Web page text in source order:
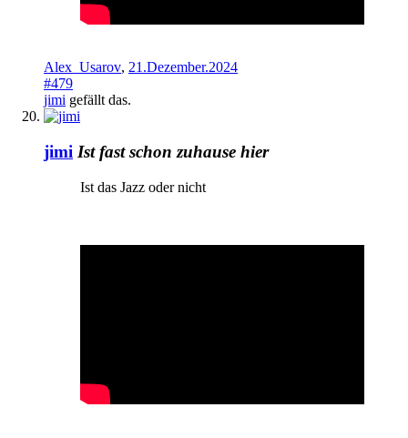
Alex_Usarov, 21.Dezember.2024
#479
jimi gefällt das.
jimi Ist fast schon zuhause hier
Ist das Jazz oder nicht